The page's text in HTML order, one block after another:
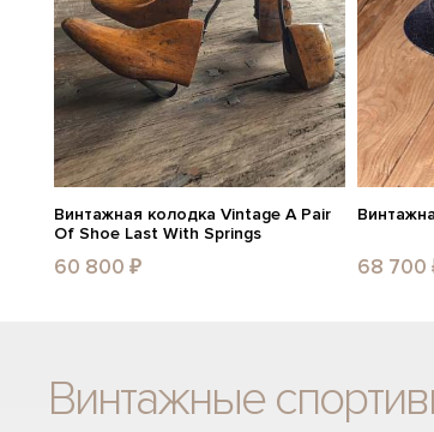
Винтажная колодка Vintage A Pair
Of Shoe Last With Springs
60 800 ₽ 68 700
Винтажные